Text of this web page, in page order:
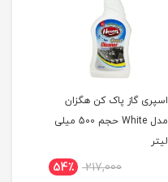
اسپری گاز پاک کن هگزان
مدل White حجم 500 میلی
لیتر
217,000 54٪